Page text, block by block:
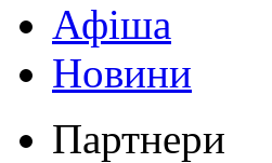
Афіша
Новини
Партнери